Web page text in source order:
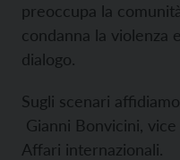
preoccupa la
condanna la violenza
dialogo.
Sugli scenari
Gianni Bonvicini,
Affari internazionali.